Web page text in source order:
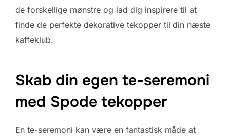
de forskellige mønstre og lad dig inspirere til at
finde de perfekte dekorative tekopper til din næste
kaffeklub.
Skab din egen te-seremoni
med Spode tekopper
En te-seremoni kan være en fantastisk måde at